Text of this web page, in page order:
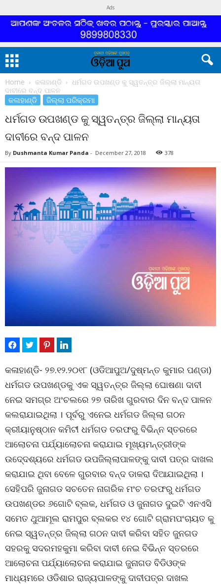
Ads
Home କଳାହାଣ୍ଡି
ଧର୍ମଗଡ ଉପଖଣ୍ଡ କୁ ସ୍ୱତନ୍ତ୍ର ଜିଲ୍ଲା ମାନ୍ୟତା
ଦାବୀରେ ବନ୍ଦ ପାଳନ
କଳାହାଣ୍ଡି ଜିଲ୍ଲା ପରିକ୍ରମା
ଧର୍ମଗଡ ଉପଖଣ୍ଡ କୁ ସ୍ୱତନ୍ତ୍ର ଜିଲ୍ଲା ମାନ୍ୟତା
ଦାବୀରେ ବନ୍ଦ ପାଳନ
By Dushmanta Kumar Panda - December 27, 2018 378
କଳାହାଣ୍ଡି- ୨୭.୧୨.୨୦୧୮ (ଓଡିଆପୁଅ/ଦୁଷ୍ମନ୍ତ କୁମାର ପଣ୍ଡା)
ଧର୍ମଗଡ ଉପଖଣ୍ଡକୁ ଏକ ସ୍ୱତନ୍ତ୍ର ଜିଲ୍ଲା ଘୋଷଣା ଦାବୀ
ନେଇ ସମଗ୍ର ଅଂଚଲରେ ୨୭ ତାରିଖ ଗୁରବାର ଦିନ ବନ୍ଦ ପାଳନ
କଲରାଯାଇଥିଲା । ପୂର୍ବରୁ ଏନେଇ ଧର୍ମଗଡ ଜିଲ୍ଲା ଗଠନ
କ୍ରୀୟାନୁଷ୍ଠାନ କମିଟୀ ଧର୍ମଗଡ ତରଫରୁ ବିଭିନ୍ନ ସ୍ତରରେ
ଆଲୋଚନା ପର୍ଯ୍ୟାଲୋଚନା କରାଯାଇ ମୂଖ୍ୟମନ୍ତ୍ରୀଙ୍କ
ଉଦେ୍ଦଶ୍ୟରେ ଧର୍ମଗଡ ଉପଜିଲ୍ଲାପାଳଙ୍କୁ ଦାବୀ ପତ୍ର ଦାଖଲ
କରାଯାଇ ଥିବା ବେଳେ ଗୁରବାର ବନ୍ଦ ଡାକରା ଦିଆଯାଇଥିଲା ।
ସେହିପରି ଜୁନାଗଡ ସଚତେନ ନାଗରିକ ମଂଚ ତରଫରୁ ଧର୍ମଗଡ
ଉପଖଣ୍ଡର ୬ଗୋଟି ବ୍ଲକ, ଧର୍ମଗଡ ଓ ଜୁନାଗଡ ଦୁଇଟି ଏନଏସି
ସମେତ ଥୁଆମୂଲ ରାମପୁର ବ୍ଲକର ୧୪ ଗୋଟି ଗ୍ରାମପଂଚାୟତ କୁ
ନେଇ ସ୍ୱତନ୍ତ୍ର ଜିଲ୍ଲା ଗଠନ ଦାବୀ କରିବା ସହିତ ଜୁନଗଡ
ସହରକୁ ସଦରମହକୁମା କରିବା ଦାବୀ ନେଇ ବିଭିନ୍ନ ସ୍ତରରେ
ଆଲୋଚନା ପର୍ଯ୍ୟାଲୋଚନା କରାଯାଇ ଜୁନାଗଡ ବିଡିଓଙ୍କ
ମାଧ୍ୟମରେ ଓଡିଶାର ରାଜ୍ୟପାଳଙ୍କୁ ଦାବୀପତ୍ର ଦାଖଲ